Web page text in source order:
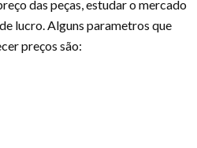
das peças, estudar o mercado
lucro. Alguns parametros que
preços são: